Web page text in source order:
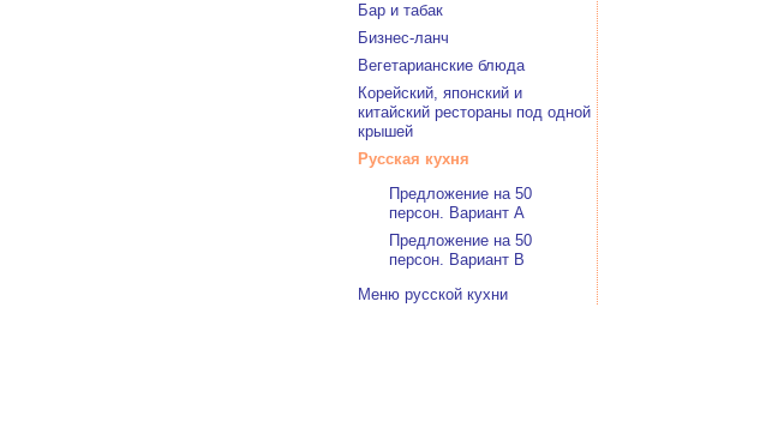
Бар и табак
Бизнес-ланч
Вегетарианские блюда
Корейский, японский и
китайский рестораны под одной
крышей
Русская кухня
Предложение на 50
персон. Вариант А
Предложение на 50
персон. Вариант В
Меню русской кухни